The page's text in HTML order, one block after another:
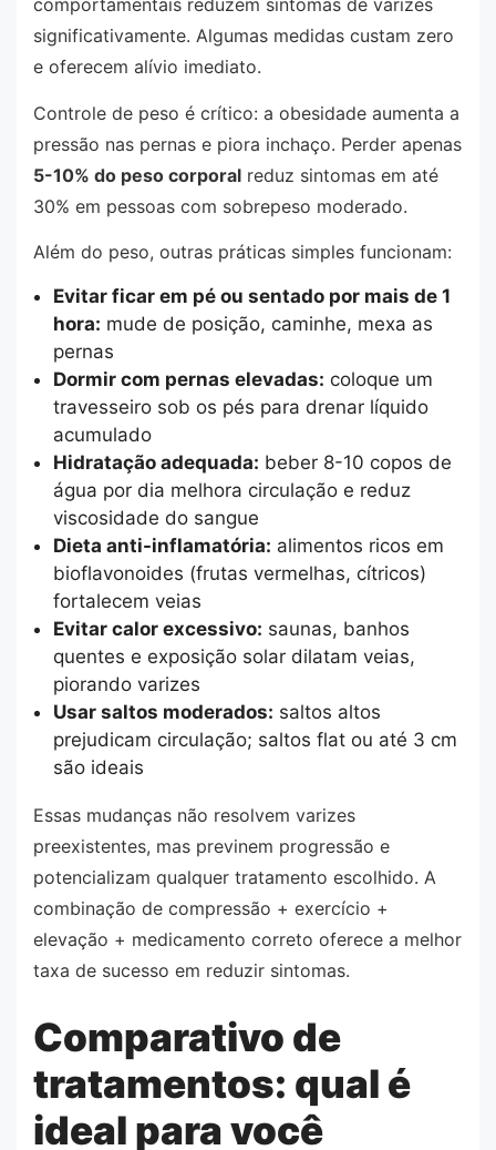
comportamentais reduzem sintomas de varizes
significativamente. Algumas medidas custam zero
e oferecem alívio imediato.
Controle de peso é crítico: a obesidade aumenta a
pressão nas pernas e piora inchaço. Perder apenas
5-10% do peso corporal reduz sintomas em até
30% em pessoas com sobrepeso moderado.
Além do peso, outras práticas simples funcionam:
Evitar ficar em pé ou sentado por mais de 1
hora: mude de posição, caminhe, mexa as
pernas
Dormir com pernas elevadas: coloque um
travesseiro sob os pés para drenar líquido
acumulado
Hidratação adequada: beber 8-10 copos de
água por dia melhora circulação e reduz
viscosidade do sangue
Dieta anti-inflamatória: alimentos ricos em
bioflavonoides (frutas vermelhas, cítricos)
fortalecem veias
Evitar calor excessivo: saunas, banhos
quentes e exposição solar dilatam veias,
piorando varizes
Usar saltos moderados: saltos altos
prejudicam circulação; saltos flat ou até 3 cm
são ideais
Essas mudanças não resolvem varizes
preexistentes, mas previnem progressão e
potencializam qualquer tratamento escolhido. A
combinação de compressão + exercício +
elevação + medicamento correto oferece a melhor
taxa de sucesso em reduzir sintomas.
Comparativo de
tratamentos: qual é
ideal para você